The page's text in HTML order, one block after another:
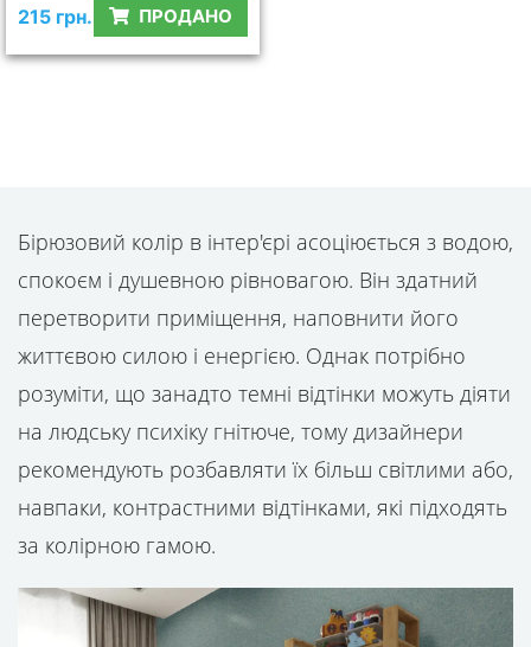
215 грн. ПРОДАНО
Бірюзовий колір в інтер'єрі асоціюється з водою,
спокоєм і душевною рівновагою. Він здатний
перетворити приміщення, наповнити його
життєвою силою і енергією. Однак потрібно
розуміти, що занадто темні відтінки можуть діяти
на людську психіку гнітюче, тому дизайнери
рекомендують розбавляти їх більш світлими або,
навпаки, контрастними відтінками, які підходять
за колірною гамою.